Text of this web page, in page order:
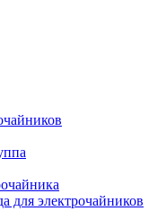
для электрочайников